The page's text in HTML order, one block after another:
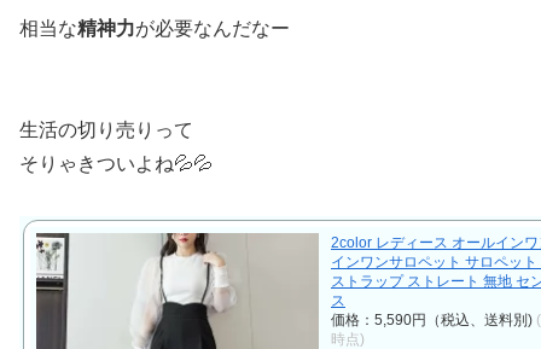
相当な精神力が必要なんだなー
生活の切り売りって
そりゃきついよね💦💦
2color レディース オールイン
インワンサロペット サロペット
ストラップ ストレート 無地 セ
ス
価格：5,590円（税込、送料別)
時点)